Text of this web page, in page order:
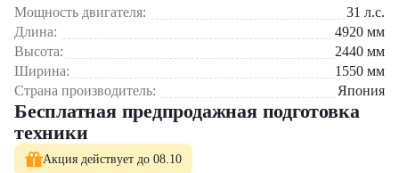
Экономичность
японского двигателя
Универсальность
возможность использования
оборудования (гидромолот,
грейфер и др.)
Демонтажные работы (разбор небольших конструкций).
Мини-экскаватор Kubota KX101-3A3 можно приобрести в
компании "ЦТО" – официальном дилере Kubota. Мы
предлагаем новую технику с гарантией, сервисное обслуживание и
полный ассортимент навесного оборудования. Оставьте заявку на
сайте или позвоните нам для подбора оптимальной модели!
Мощность двигателя:
31 л.с.
Длина:
4920 мм
Высота:
2440 мм
Ширина:
1550 мм
Страна производитель:
Япония
Бесплатная предпродажная подготовка
техники
Акция действует до 08.10